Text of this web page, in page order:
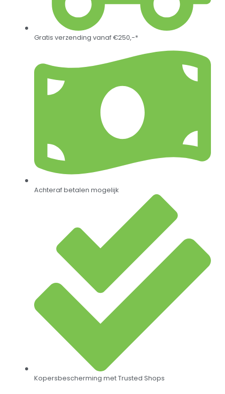
Gratis verzending vanaf €250,-*
Achteraf betalen mogelijk
Kopersbescherming met Trusted Shops